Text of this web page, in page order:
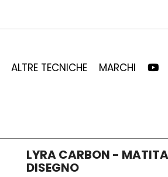
ALTRE TECNICHE MARCHI
LYRA CARBON -
DISEGNO